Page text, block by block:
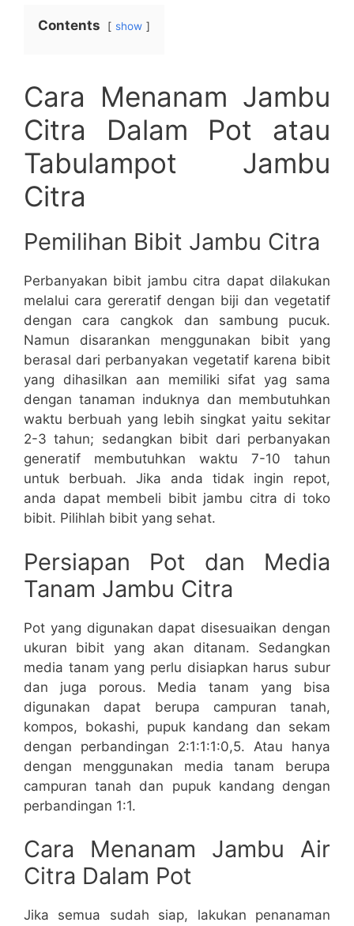
Contents show
Cara Menanam Jambu
Citra Dalam Pot atau
Tabulampot Jambu
Citra
Pemilihan Bibit Jambu Citra
Perbanyakan bibit jambu citra dapat dilakukan
melalui cara gereratif dengan biji dan vegetatif
dengan cara cangkok dan sambung pucuk.
Namun disarankan menggunakan bibit yang
berasal dari perbanyakan vegetatif karena bibit
yang dihasilkan aan memiliki sifat yag sama
dengan tanaman induknya dan membutuhkan
waktu berbuah yang lebih singkat yaitu sekitar
2-3 tahun; sedangkan bibit dari perbanyakan
generatif membutuhkan waktu 7-10 tahun
untuk berbuah. Jika anda tidak ingin repot,
anda dapat membeli bibit jambu citra di toko
bibit. Pilihlah bibit yang sehat.
Persiapan Pot dan Media
Tanam Jambu Citra
Pot yang digunakan dapat disesuaikan dengan
ukuran bibit yang akan ditanam. Sedangkan
media tanam yang perlu disiapkan harus subur
dan juga porous. Media tanam yang bisa
digunakan dapat berupa campuran tanah,
kompos, bokashi, pupuk kandang dan sekam
dengan perbandingan 2:1:1:1:0,5. Atau hanya
dengan menggunakan media tanam berupa
campuran tanah dan pupuk kandang dengan
perbandingan 1:1.
Cara Menanam Jambu Air
Citra Dalam Pot
Jika semua sudah siap, lakukan penanaman